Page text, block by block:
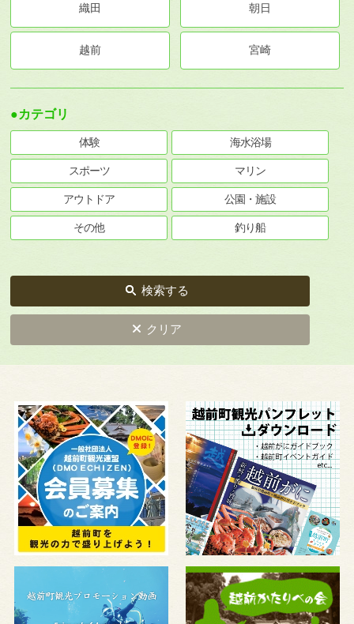
織田 朝日
越前 宮崎
●カテゴリ
体験 海水浴場
スポーツ マリン
アウトドア 公園・施設
その他 釣り船
検索する
クリア